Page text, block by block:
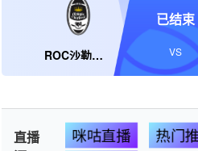
ROC沙勒罗瓦U21
已结束
VS
直播
咪咕直播 热门